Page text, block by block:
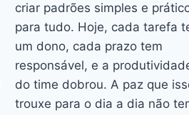
criar padrões simples e
para tudo. Hoje, cada tarefa
um dono, cada prazo tem
responsável, e a
do time dobrou. A paz que
trouxe para o dia a dia não